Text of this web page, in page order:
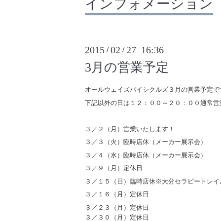
インフォメーション
2015 /02 / 27 16:36
3月の営業予定
オールウェイズバイシクルズ３月の営業予定で
下記以外の日は１２：００～２０：００通常営
３／２（月）営業いたします！
３／３（火）臨時店休（メーカー展示会）
３／４（水）臨時店休（メーカー展示会）
３／９（月）定休日
３／１５（日）臨時店休※大分セラピートレ
３／１６（月）定休日
３／２３（月）定休日
３／３０（月）定休日